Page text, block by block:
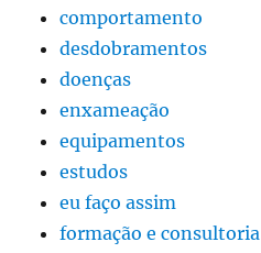
comportamento
desdobramentos
doenças
enxameação
equipamentos
estudos
eu faço assim
formação e consultoria